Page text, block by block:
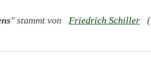
" stammt von Friedrich Schiller